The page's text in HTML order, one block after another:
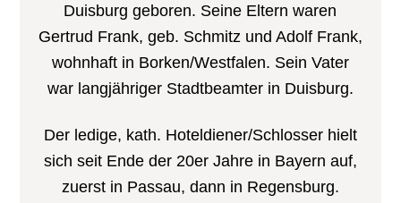
Duisburg geboren. Seine Eltern waren
Gertrud Frank, geb. Schmitz und Adolf Frank,
wohnhaft in Borken/Westfalen. Sein Vater
war langjähriger Stadtbeamter in Duisburg.
Der ledige, kath. Hoteldiener/Schlosser hielt
sich seit Ende der 20er Jahre in Bayern auf,
zuerst in Passau, dann in Regensburg.